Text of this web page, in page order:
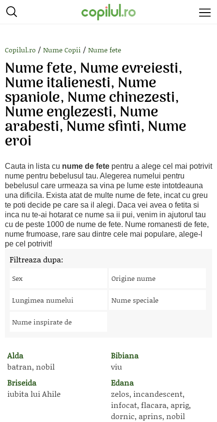
Copilul.ro / Nume Copii / Nume fete
Nume fete, Nume evreiesti,
Nume italienesti, Nume
spaniole, Nume chinezesti,
Nume englezesti, Nume
arabesti, Nume sfinti, Nume
eroi
Cauta in lista cu nume de fete pentru a alege cel mai potrivit
nume pentru bebelusul tau. Alegerea numelui pentru
bebelusul care urmeaza sa vina pe lume este intotdeauna
una dificila. Exista atat de multe nume de fete, incat cu greu
te poti decide pe care sa il alegi. Daca vei avea o fetita si
inca nu te-ai hotarat ce nume sa ii pui, venim in ajutorul tau
cu de peste 1000 de nume de fete. Nume romanesti de fete,
nume frumoase, rare sau dintre cele mai populare, alege-l
pe cel potrivit!
Filtreaza dupa:
Sex Origine nume
Lungimea numelui Nume speciale
Nume inspirate de
Alda
batran, nobil
Bibiana
viu
Briseida
iubita lui Ahile
Edana
zelos, incandescent,
infocat, flacara, aprig,
dornic, aprins, nobil